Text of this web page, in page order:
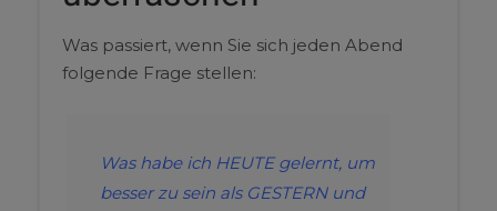
Was passiert, wenn Sie sich jeden Abend
folgende Frage stellen:
Was habe ich HEUTE gelernt, um
besser zu sein als GESTERN und